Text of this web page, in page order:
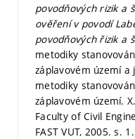
povodňových rizik a
ověření v povodí
povodňových řizik a
metodiky
záplavovém území a
metodiky
záplavovém území.
Faculty of Civil
FAST VUT, 2005.s. 1.